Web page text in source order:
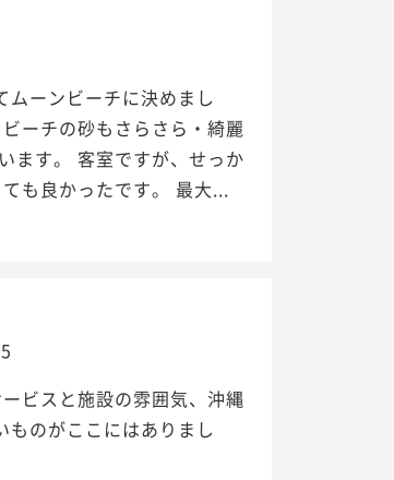
ムーンビーチに決めまし
ーチの砂もさらさら・綺麗
ます。 客室ですが、せっか
も良かったです。 最大...
5
ビスと施設の雰囲気、沖縄
ものがここにはありまし